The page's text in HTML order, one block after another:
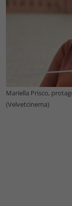
Mariella Prisco,
(Velvetcinema)